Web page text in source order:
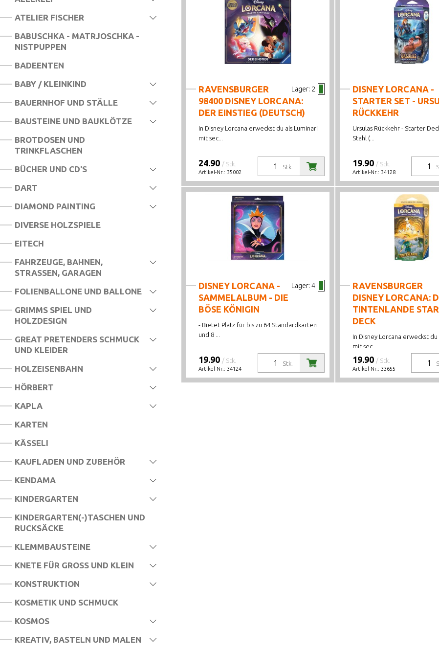
ATELIER FISCHER
BABUSCHKA - MATRJOSCHKA -
NISTPUPPEN
BADEENTEN
BABY / KLEINKIND
BAUERNHOF UND STÄLLE
BAUSTEINE UND BAUKLÖTZE
BROTDOSEN UND
TRINKFLASCHEN
BÜCHER UND CD'S
DART
DIAMOND PAINTING
DIVERSE HOLZSPIELE
EITECH
FAHRZEUGE, BAHNEN,
STRASSEN, GARAGEN
FOLIENBALLONE UND BALLONE
GRIMMS SPIEL UND
HOLZDESIGN
GREAT PRETENDERS SCHMUCK
UND KLEIDER
HOLZEISENBAHN
HÖRBERT
KAPLA
KARTEN
KÄSSELI
KAUFLADEN UND ZUBEHÖR
KENDAMA
KINDERGARTEN
KINDERGARTEN(-)TASCHEN UND
RUCKSÄCKE
KLEMMBAUSTEINE
KNETE FÜR GROSS UND KLEIN
KONSTRUKTION
KOSMETIK UND SCHMUCK
KOSMOS
KREATIV, BASTELN UND MALEN
Lager: 2
RAVENSBURGER
98400 DISNEY LORCANA:
DER EINSTIEG (DEUTSCH)
In Disney Lorcana erweckst du als Luminari
mit sec...
Stk.
24.90 / Stk.
Artikel-Nr.: 35002
DISNEY LORCANA -
STARTER SET -
RÜCKKEHR
Ursulas Rückkehr - Starter
Stahl (...
19.90 / Stk.
Artikel-Nr.: 34128
Lager: 4
DISNEY LORCANA -
SAMMELALBUM - DIE
BÖSE KÖNIGIN
- Bietet Platz für bis zu 64 Standardkarten
und 8 ...
Stk.
19.90 / Stk.
Artikel-Nr.: 34124
RAVENSBURGER
DISNEY LORCANA:
TINTENLANDE
DECK
In Disney Lorcana erweckst du
mit sec...
19.90 / Stk.
Artikel-Nr.: 33655